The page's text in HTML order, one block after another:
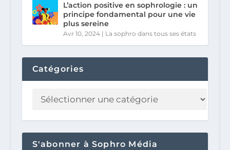
L’action positive en sophrologie : un
principe fondamental pour une vie
plus sereine
Avr 10, 2024| La sophro dans tous ses états
Catégories
S'abonner à Sophro Média